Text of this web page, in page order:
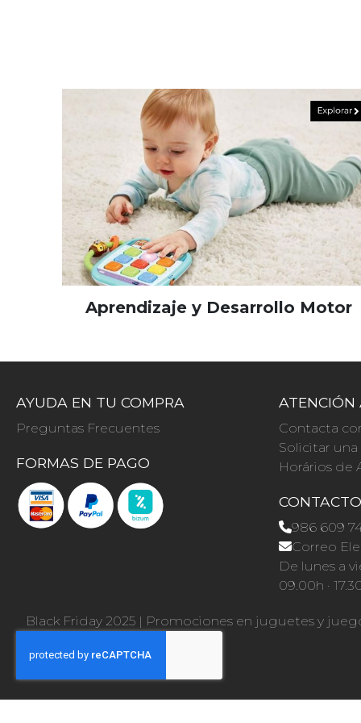
Aprendizaje y Desarrollo Motor
AYUDA EN TU COMPRA
Preguntas Frecuentes
FORMAS DE PAGO
ATENCIÓN
Contacta
Solicitar
Horários de
CONTACTO
986 609
Correo
De lunes a
09.00h ·
Black Friday 2025 | Promociones en juguetes y